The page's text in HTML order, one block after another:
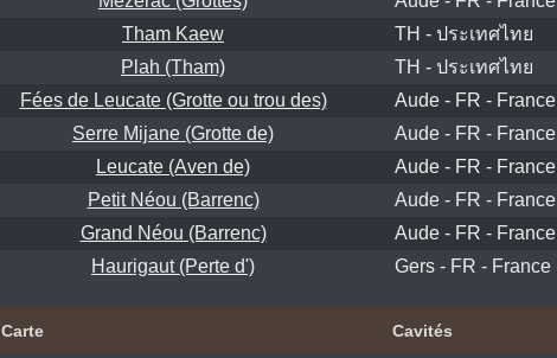
Tham Kaew
TH - ประเทศไทย
Plah (Tham)
TH - ประเทศไทย
Fées de Leucate (Grotte ou trou des)
Aude - FR - France
Serre Mijane (Grotte de)
Aude - FR - France
Leucate (Aven de)
Aude - FR - France
Petit Néou (Barrenc)
Aude - FR - France
Grand Néou (Barrenc)
Aude - FR - France
Haurigaut (Perte d')
Gers - FR - France
Carte Cavités